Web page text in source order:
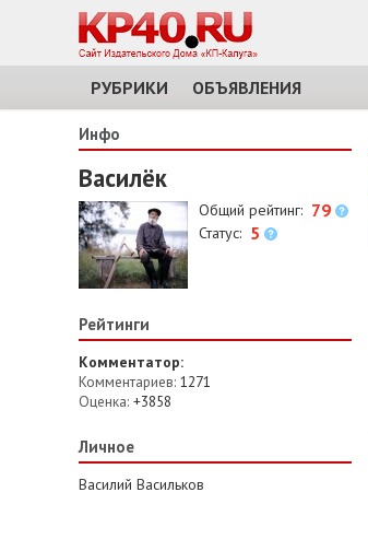
РУБРИКИ ОБЪЯВЛЕНИЯ
Инфо
Василёк
Общий рейтинг: 79
Статус: 5
Рейтинги
Комментатор:
Комментариев: 1271
Оценка: +3858
Личное
Василий Васильков